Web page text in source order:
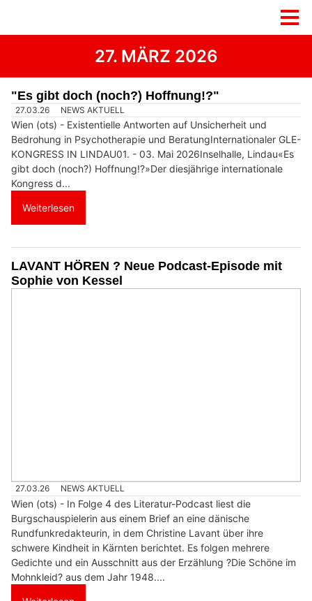
27. MÄRZ 2026
"Es gibt doch (noch?) Hoffnung!?"
27.03.26 NEWS AKTUELL
Wien (ots) - Existentielle Antworten auf Unsicherheit und
Bedrohung in Psychotherapie und BeratungInternationaler GLE-
KONGRESS IN LINDAU01. - 03. Mai 2026Inselhalle, Lindau«Es
gibt doch (noch?) Hoffnung!?»Der diesjährige internationale
Kongress d...
Weiterlesen
LAVANT HÖREN ? Neue Podcast-Episode mit
Sophie von Kessel
27.03.26 NEWS AKTUELL
Wien (ots) - In Folge 4 des Literatur-Podcast liest die
Burgschauspielerin aus einem Brief an eine dänische
Rundfunkredakteurin, in dem Christine Lavant über ihre
schwere Kindheit in Kärnten berichtet. Es folgen mehrere
Gedichte und ein Ausschnitt aus der Erzählung ?Die Schöne im
Mohnkleid? aus dem Jahr 1948....